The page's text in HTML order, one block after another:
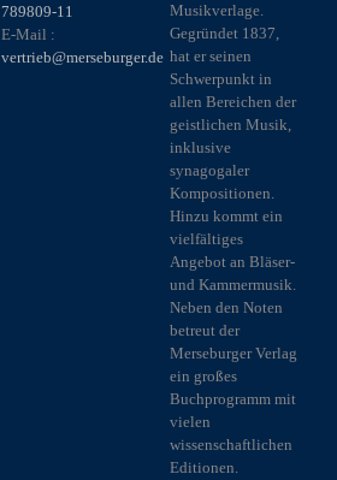
789809-11
E-Mail :
vertrieb@merseburger.de
Musikverlage.
Gegründet 1837,
hat er seinen
Schwerpunkt in
allen Bereichen der
geistlichen Musik,
inklusive
synagogaler
Kompositionen.
Hinzu kommt ein
vielfältiges
Angebot an Bläser-
und Kammermusik.
Neben den Noten
betreut der
Merseburger Verlag
ein großes
Buchprogramm mit
vielen
wissenschaftlichen
Editionen.